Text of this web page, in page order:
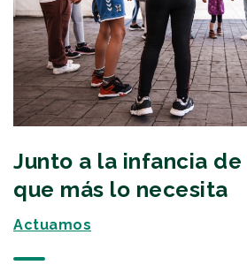
Junto a la infancia de
que más lo necesita
Actuamos